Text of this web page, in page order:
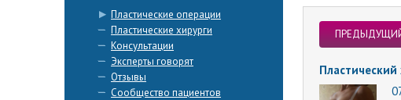
Пластические операции
Пластические хирурги
Консультации
Эксперты говорят
Отзывы
Сообщество пациентов